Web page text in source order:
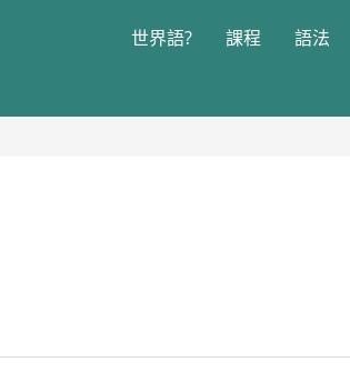
世界語? 課程 語法